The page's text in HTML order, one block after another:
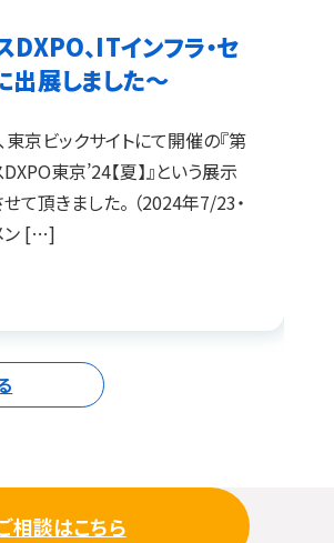
DXPO、ITインフラ・セ
出展しました～
京ビックサイトにて開催の『第
東京’24【夏】』という展示
て頂きました。 （2024年7/23・
ン […]
相談はこちら